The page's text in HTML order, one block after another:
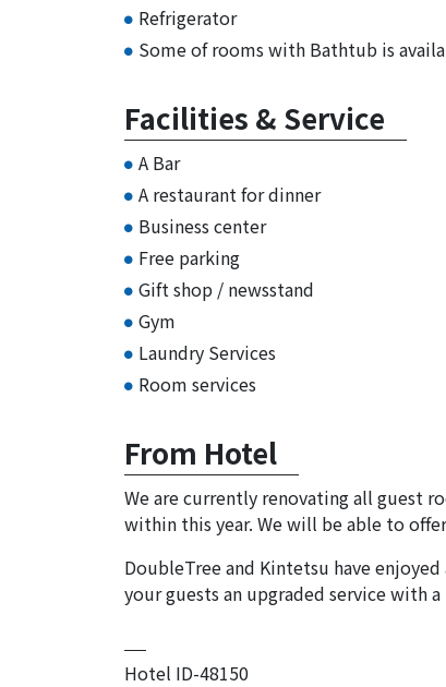
Refrigerator
Some of rooms with Bathtub is
Facilities & Service
A Bar
A restaurant for dinner
Business center
Free parking
Gift shop / newsstand
Gym
Laundry Services
Room services
From Hotel
We are currently renovating all guest
within this year. We will be able to
DoubleTree and Kintetsu have
your guests an upgraded service with a
Hotel ID-48150